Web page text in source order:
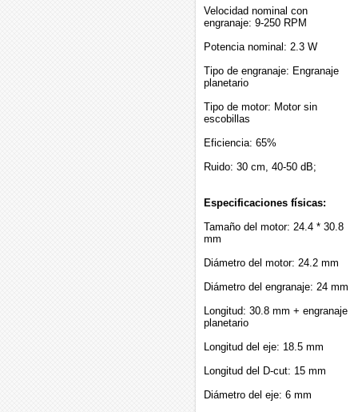
Velocidad nominal con
engranaje: 9-250 RPM
Potencia nominal: 2.3 W
Tipo de engranaje: Engranaje
planetario
Tipo de motor: Motor sin
escobillas
Eficiencia: 65%
Ruido: 30 cm, 40-50 dB;
Especificaciones físicas:
Tamaño del motor: 24.4 * 30.8
mm
Diámetro del motor: 24.2 mm
Diámetro del engranaje: 24 mm
Longitud: 30.8 mm + engranaje
planetario
Longitud del eje: 18.5 mm
Longitud del D-cut: 15 mm
Diámetro del eje: 6 mm